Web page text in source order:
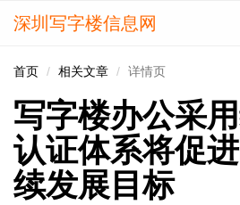
深圳写字楼信息网
首页 相关文章 详情页
写字楼办公采
认证体系将促
续发展目标